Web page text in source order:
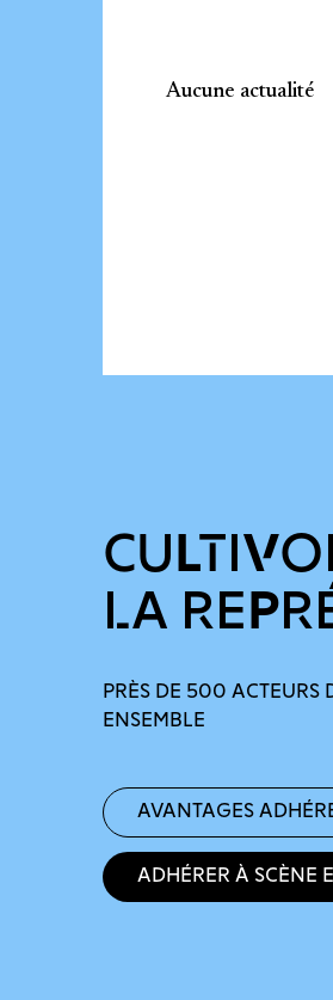
Aucune actualité
LA
PRÈS DE 500
ENSEMBLE
Avantages
Adhérer à Scène